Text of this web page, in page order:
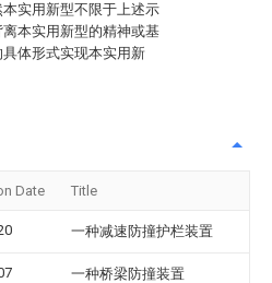
实用新型不限于上述示
本实用新型的精神或基
体形式实现本实用新
Date Title
一种减速防撞护栏装置
一种桥梁防撞装置